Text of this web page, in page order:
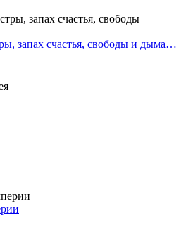
запах счастья, свободы и дыма…